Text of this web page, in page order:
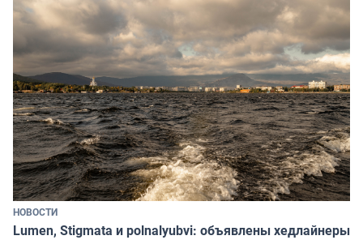
НОВОСТИ
Lumen, Stigmata и polnalyubvi: объявлены хедлайнеры